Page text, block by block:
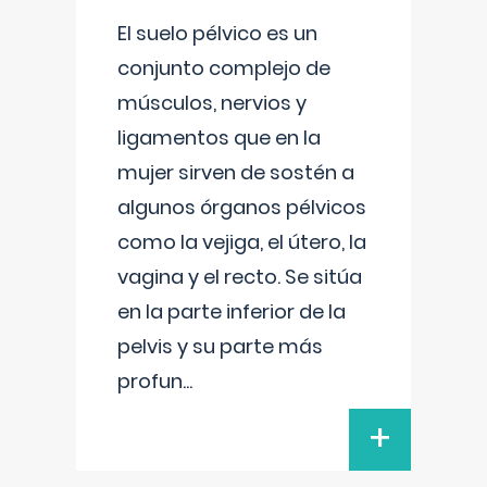
El suelo pélvico es un
conjunto complejo de
músculos, nervios y
ligamentos que en la
mujer sirven de sostén a
algunos órganos pélvicos
como la vejiga, el útero, la
vagina y el recto. Se sitúa
en la parte inferior de la
pelvis y su parte más
profun...
+